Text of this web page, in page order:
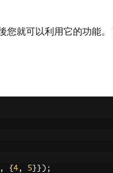
就可以利用它的功能
{ 4, 5 }});